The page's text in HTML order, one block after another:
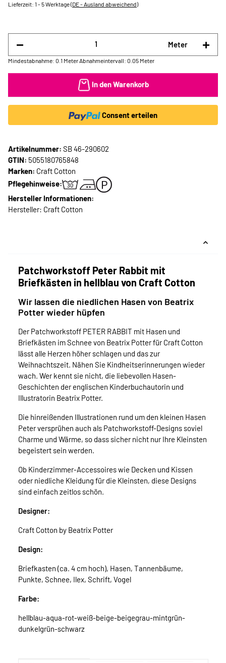
Lieferzeit: 1 - 5 Werktage(DE - Ausland abweichend)
Meter
Mindestabnahme: 0.1 Meter Abnahmeintervall: 0.05 Meter
In den Warenkorb
Consent erteilen
Artikelnummer: SB 46-290602
GTIN: 5055180765848
Marken: Craft Cotton
Pflegehinweise:
Hersteller Informationen:
Hersteller: Craft Cotton
Patchworkstoff Peter Rabbit mit
Briefkästen in hellblau von Craft Cotton
Wir lassen die niedlichen Hasen von Beatrix
Potter wieder hüpfen
Der Patchworkstoff PETER RABBIT mit Hasen und
Briefkästen im Schnee von Beatrix Potter für Craft Cotton
lässt alle Herzen höher schlagen und das zur
Weihnachtszeit. Nähen Sie Kindheitserinnerungen wieder
wach. Wer kennt sie nicht, die liebevollen Hasen-
Geschichten der englischen Kinderbuchautorin und
Illustratorin Beatrix Potter.
Die hinreißenden Illustrationen rund um den kleinen Hasen
Peter versprühen auch als Patchworkstoff-Designs soviel
Charme und Wärme, so dass sicher nicht nur Ihre Kleinsten
begeistert sein werden.
Ob Kinderzimmer-Accessoires wie Decken und Kissen
oder niedliche Kleidung für die Kleinsten, diese Designs
sind einfach zeitlos schön.
Designer:
Craft Cotton by Beatrix Potter
Design:
Briefkasten (ca. 4 cm hoch), Hasen, Tannenbäume,
Punkte, Schnee, Ilex, Schrift, Vogel
Farbe:
hellblau-aqua-rot-weiß-beige-beigegrau-mintgrün-
dunkelgrün-schwarz